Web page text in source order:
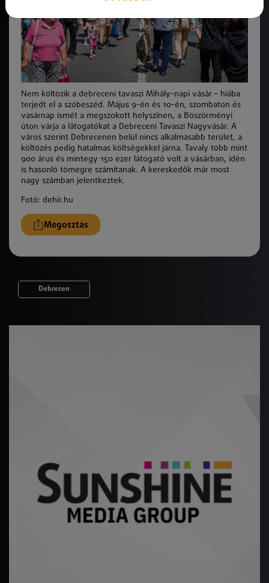
Nem költözik a debreceni tavaszi Mihály-napi vásár – hiába
terjedt el a szóbeszéd. Május 9-én és 10-én, szombaton és
vasárnap ismét a megszokott helyszínen, a Böszörményi
úton várja a látogatókat a Debreceni Tavaszi Nagyvásár. A
város szerint Debrecenen belül nincs alkalmasabb terület, a
költözés pedig hatalmas költségekkel járna. Tavaly több mint
900 árus és mintegy 150 ezer látogató volt a vásárban, idén
is hasonló tömegre számítanak. A kereskedők már most
nagy számban jelentkeztek.
Fotó: dehir.hu
Megosztás
Debrecen